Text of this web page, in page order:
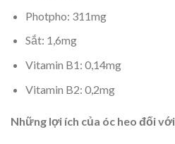
Photpho: 311mg
Sắt: 1,6mg
Vitamin B1: 0,14mg
Vitamin B2: 0,2mg
Những lợi ích của óc heo đối